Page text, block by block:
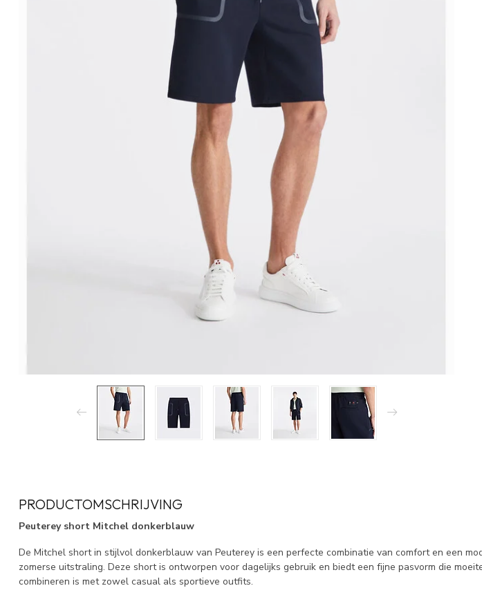
PRODUCTOMSCHRIJVING
Peuterey short Mitchel donkerblauw
De Mitchel short in stijlvol donkerblauw van Peuterey is een perfecte combinatie van comfort en een
zomerse uitstraling. Deze short is ontworpen voor dagelijks gebruik en biedt een fijne pasvorm die
combineren is met zowel casual als sportieve outfits.